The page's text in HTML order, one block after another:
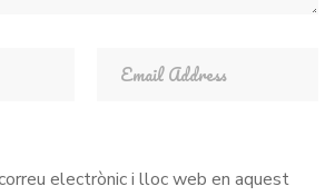
electrònic i lloc web en aquest